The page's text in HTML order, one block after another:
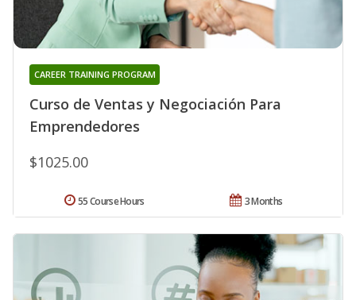
Curso de Ventas y Negociación Para
Emprendedores
CAREER TRAINING PROGRAM
$1025.00
3 Months
55 Course Hours